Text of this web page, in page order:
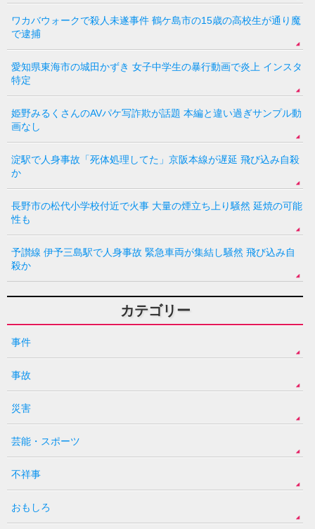
ワカバウォークで殺人未遂事件 鶴ケ島市の15歳の高校生が通り魔
で逮捕
愛知県東海市の城田かずき 女子中学生の暴行動画で炎上 インスタ
特定
姫野みるくさんのAVパケ写詐欺が話題 本編と違い過ぎサンプル動
画なし
淀駅で人身事故「死体処理してた」京阪本線が遅延 飛び込み自殺
か
長野市の松代小学校付近で火事 大量の煙立ち上り騒然 延焼の可能
性も
予讃線 伊予三島駅で人身事故 緊急車両が集結し騒然 飛び込み自
殺か
カテゴリー
事件
事故
災害
芸能・スポーツ
不祥事
おもしろ